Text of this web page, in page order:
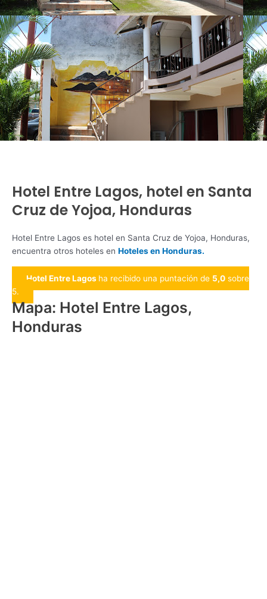
Hotel Entre Lagos, hotel en Santa
Cruz de Yojoa, Honduras
Hotel Entre Lagos es hotel en Santa Cruz de Yojoa, Honduras,
encuentra otros hoteles en Hoteles en Honduras.
Hotel Entre Lagos ha recibido una puntación de 5,0 sobre
5.
Mapa: Hotel Entre Lagos,
Honduras